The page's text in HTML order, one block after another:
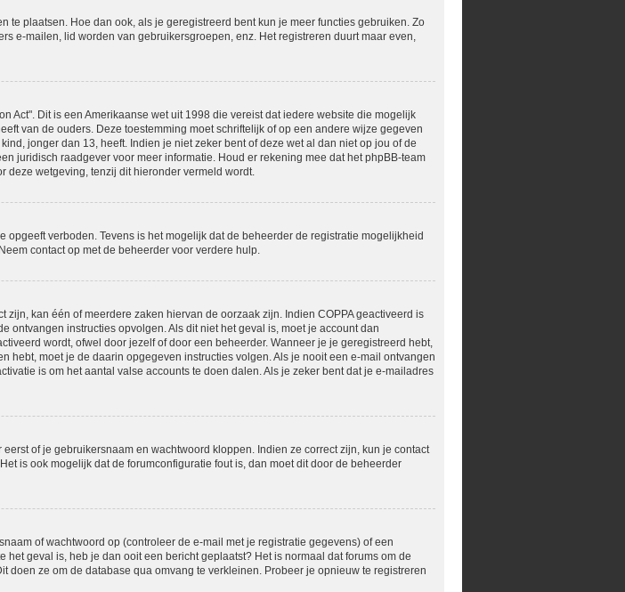
te plaatsen. Hoe dan ook, als je geregistreerd bent kun je meer functies gebruiken. Zo
e-mailen, lid worden van gebruikersgroepen, enz. Het registreren duurt maar even,
Act". Dit is een Amerikaanse wet uit 1998 die vereist dat iedere website die mogelijk
van de ouders. Deze toestemming moet schriftelijk of op een andere wijze gegeven
jonger dan 13, heeft. Indien je niet zeker bent of deze wet al dan niet op jou of de
juridisch raadgever voor meer informatie. Houd er rekening mee dat het phpBB-team
deze wetgeving, tenzij dit hieronder vermeld wordt.
verboden. Tevens is het mogelijk dat de beheerder de registratie mogelijkheid
contact op met de beheerder voor verdere hulp.
kan één of meerdere zaken hiervan de oorzaak zijn. Indien COPPA geactiveerd is
ontvangen instructies opvolgen. Als dit niet het geval is, moet je account dan
wordt, ofwel door jezelf of door een beheerder. Wanneer je je geregistreerd hebt,
moet je de daarin opgegeven instructies volgen. Als je nooit een e-mail ontvangen
is om het aantal valse accounts te doen dalen. Als je zeker bent dat je e-mailadres
of je gebruikersnaam en wachtwoord kloppen. Indien ze correct zijn, kun je contact
is ook mogelijk dat de forumconfiguratie fout is, dan moet dit door de beheerder
of wachtwoord op (controleer de e-mail met je registratie gegevens) of een
geval is, heb je dan ooit een bericht geplaatst? Het is normaal dat forums om de
ze om de database qua omvang te verkleinen. Probeer je opnieuw te registreren